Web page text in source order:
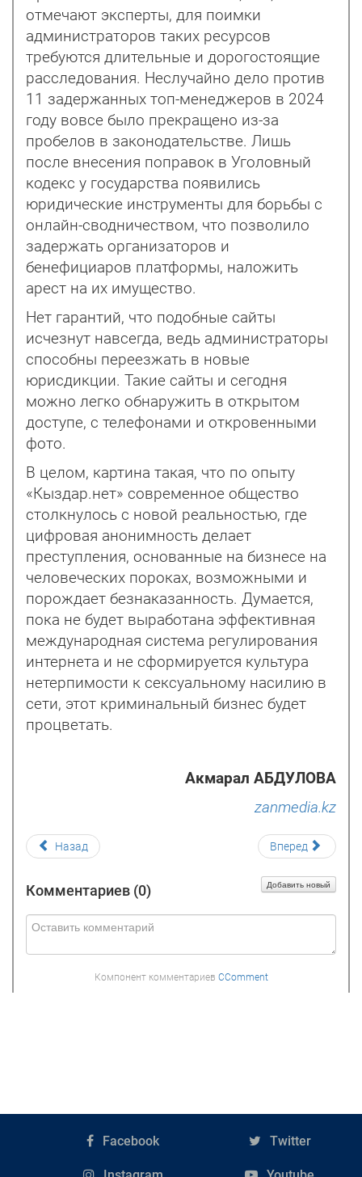
отмечают эксперты, для поимки
администраторов таких ресурсов
требуются длительные и дорогостоящие
расследования. Неслучайно дело против
11 задержанных топ-менеджеров в 2024
году вовсе было прекращено из-за
пробелов в законодательстве. Лишь
после внесения поправок в Уголовный
кодекс у государства появились
юридические инструменты для борьбы с
онлайн-сводничеством, что позволило
задержать организаторов и
бенефициаров платформы, наложить
арест на их имущество.
Нет гарантий, что подобные сайты
исчезнут навсегда, ведь администраторы
способны переезжать в новые
юрисдикции. Такие сайты и сегодня
можно легко обнаружить в открытом
доступе, с телефонами и откровенными
фото.
В целом, картина такая, что по опыту
«Кыздар.нет» современное общество
столкнулось с новой реальностью, где
цифровая анонимность делает
преступления, основанные на бизнесе на
человеческих пороках, возможными и
порождает безнаказанность. Думается,
пока не будет выработана эффективная
международная система регулирования
интернета и не сформируется культура
нетерпимости к сексуальному насилию в
сети, этот криминальный бизнес будет
процветать.
Акмарал АБДУЛОВА
zanmedia.kz
Назад Вперед
Комментариев (0) Добавить новый
Компонент комментариев CComment
Facebook Twitter